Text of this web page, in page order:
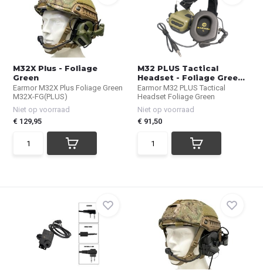
M32X Plus - Foliage
Green
Earmor M32X Plus Foliage Green
M32X-FG(PLUS)
Niet op voorraad
€ 129,95
M32 PLUS Tactical
Headset - Foliage Gree...
Earmor M32 PLUS Tactical
Headset Foliage Green
Niet op voorraad
€ 91,50